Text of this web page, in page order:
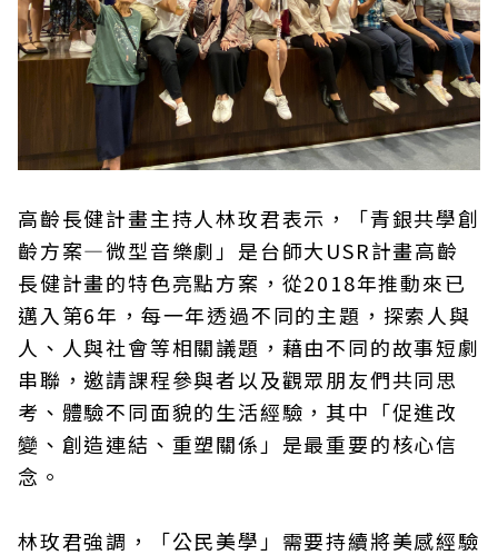
高齡長健計畫主持人林玫君表示，「青銀共學創
齡方案—微型音樂劇」是台師大USR計畫高齡
長健計畫的特色亮點方案，從2018年推動來已
邁入第6年，每一年透過不同的主題，探索人與
人、人與社會等相關議題，藉由不同的故事短劇
串聯，邀請課程參與者以及觀眾朋友們共同思
考、體驗不同面貌的生活經驗，其中「促進改
變、創造連結、重塑關係」是最重要的核心信
念。
林玫君強調，「公民美學」需要持續將美感經驗